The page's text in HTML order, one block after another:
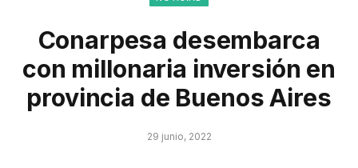
Conarpesa desembarca
con millonaria inversión en
provincia de Buenos Aires
29 junio, 2022